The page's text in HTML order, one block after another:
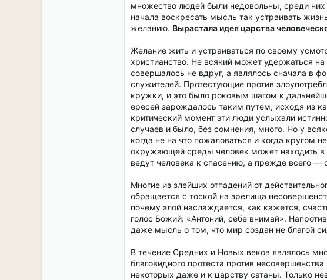
множество людей были недовольны, среди них
начала воскресать мысль так устраивать
желанию. Вырастала идея царства
Желание жить и устраиваться по своему
христианство. Не всякий может удержаться
совершалось не вдруг, а являлось сначала в
служителей. Протестующие против
кружки, и это было роковым шагом к
ересей зарождалось таким путем, исходя из
критический момент эти люди услыхали
случаев и было, без сомнения, много. Но у
когда не на что пожаловаться и когда кругом
окружающей среды человек может находить в
ведут человека к спасению, а прежде всего —
Многие из злейших отпадений от
обращается с тоской на зрелища
почему злой наслаждается, как кажется,
голос Божий: «Антоний, себе внимай».
даже мысль о том, что мир создан не благой
В течение Средних и Новых веков являлось
благовидного протеста против
некоторых даже и к царству сатаны. Только